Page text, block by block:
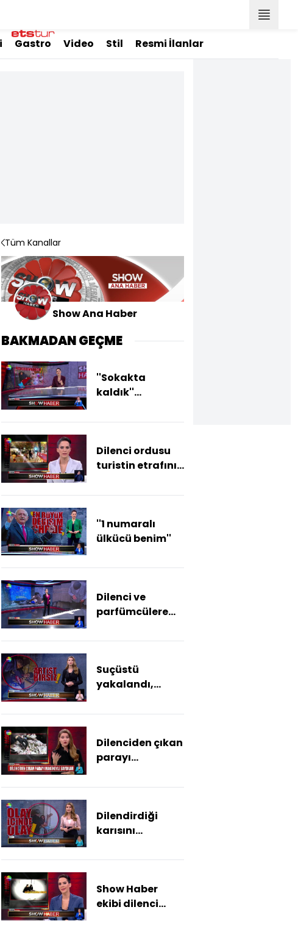
Gastro Video Stil Resmi İlanlar
Tüm Kanallar
Show Ana Haber
BAKMADAN GEÇME
''Sokakta
kaldık''
para
Dilenci ordusu
turistin etrafını
''1 numaralı
ülkücü benim''
Dilenci ve
parfümcülere
Suçüstü
yakalandı,
numarası yaptı
Dilenciden çıkan
parayı
saydılar
Dilendirdiği
karısını
Show Haber
ekibi dilenci